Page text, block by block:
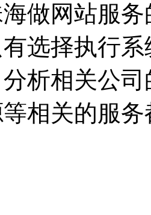
网站服务
选择执行
析相关公
相关的服